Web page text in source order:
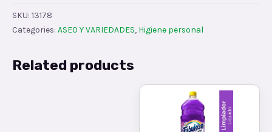
SKU: 13178
Categories: ASEO Y VARIEDADES, Higiene personal
Related products